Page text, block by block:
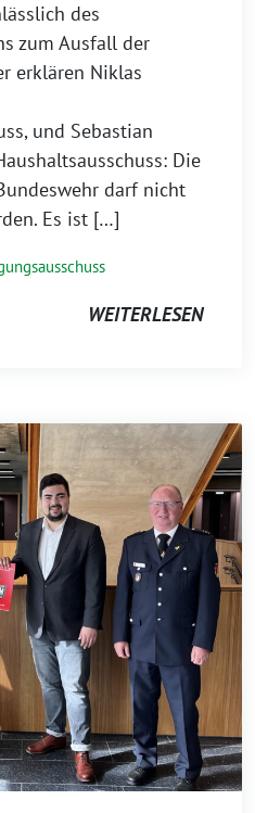
des
zum Ausfall der
erklären Niklas
und Sebastian
Die
darf nicht
Es ist […]
WEITERLESEN